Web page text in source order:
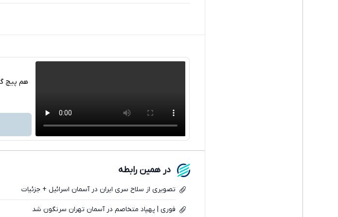
در همین رابطه
تصویری از سلاح سری ایران در آسمان اسرائیل + جزئیات
فوری | پهپاد متخاصم در آسمان تهران سرنگون شد